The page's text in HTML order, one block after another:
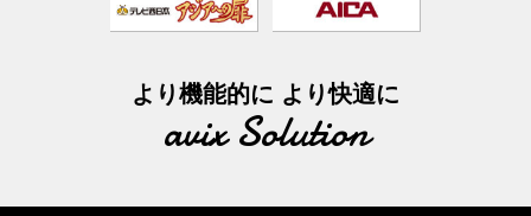
より機能的に より快適に
avix Solution